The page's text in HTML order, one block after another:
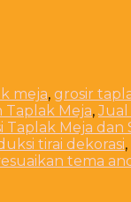
meja, grosir
Taplak Meja,Jual
Taplak Meja dan
tirai dekorasi,
tema